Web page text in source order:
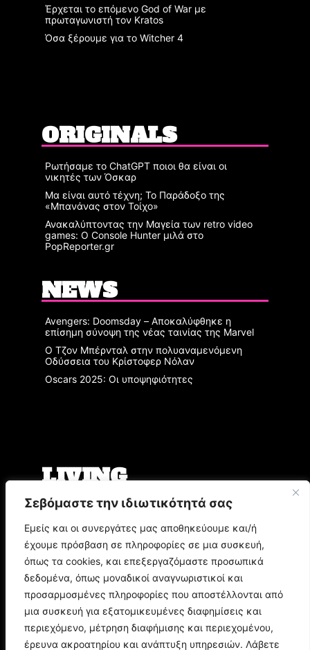
Σεβόμαστε την ιδιωτικότητά σας
Εμείς και οι συνεργάτες μας αποθηκεύουμε και/ή
έχουμε πρόσβαση σε πληροφορίες σε μια συσκευή,
όπως τα cookies, και επεξεργαζόμαστε προσωπικά
δεδομένα, όπως μοναδικοί αναγνωριστικοί και
προσαρμοσμένες πληροφορίες που αποστέλλονται από
μια συσκευή για εξατομικευμένες διαφημίσεις και
περιεχόμενο, μέτρηση διαφήμισης και περιεχομένου,
έρευνα ακροατηρίου και ανάπτυξη υπηρεσιών. Λάβετε
Έρχεται το επόμενο God of War με
πρωταγωνιστή τον Kratos
Όσα ξέρουμε για το Witcher 4
ORIGINALS
Ρωτήσαμε το ChatGPT ποιοι θα είναι οι
νικητές των Όσκαρ
Μα είναι αυτό τέχνη; Το Παράδοξο της
«Μπανάνας στον Τοίχο»
Ανακαλύπτοντας την Μαγεία των retro video
games: Ο Console Hunter μιλά στο
PopReporter.gr
NEWS
Avengers: Doomsday – Αποκαλύφθηκε η
επίσημη σύνοψη της νέας ταινίας της Marvel
Ο Τζον Μπέρνταλ στην πολυαναμενόμενη
Οδύσσεια του Κρίστοφερ Νόλαν
Oscars 2025: Οι υποψηφιότητες
LIVING
Ο Άρης Μπινιάρης σκηνοθετεί τη «Δίκη» του
Παπασπηλιόπουλο
Ο Δημήτρης Μυστακίδης επιστρέφει στον
Σταυρό του Νότου Plus
9.000 τίτλοι βιβλίων σε περιμένουν στο
Παζάρι Βιβλίου της Αθήνας
POP CULTURE